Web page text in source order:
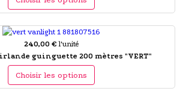
240,00 € l'unité
guinguette 200 mètres "VERT"
Choisir les options